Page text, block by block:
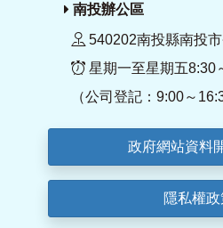
南投辦公區
540202南投縣南投
星期一至星期五8:30
（公司登記：9:00～
政府網站資料
隱私權